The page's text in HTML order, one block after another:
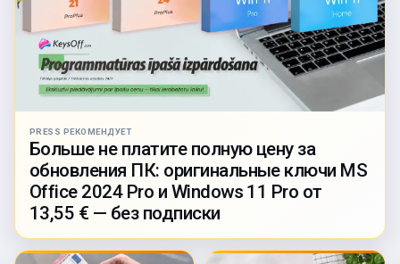
PRESS РЕКОМЕНДУЕТ
Больше не платите полную цену за
обновления ПК: оригинальные ключи MS
Office 2024 Pro и Windows 11 Pro от
13,55 € — без подписки